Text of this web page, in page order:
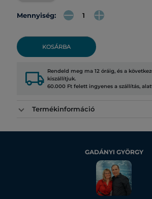
Mennyiség:
KOSÁRBA
local_shipping Rendeld meg ma 12 óráig, és a
kiszállítjuk.
60.000 Ft felett ingyenes a szállítás,
Termékinformáció
GADÁNYI GYÖRGY